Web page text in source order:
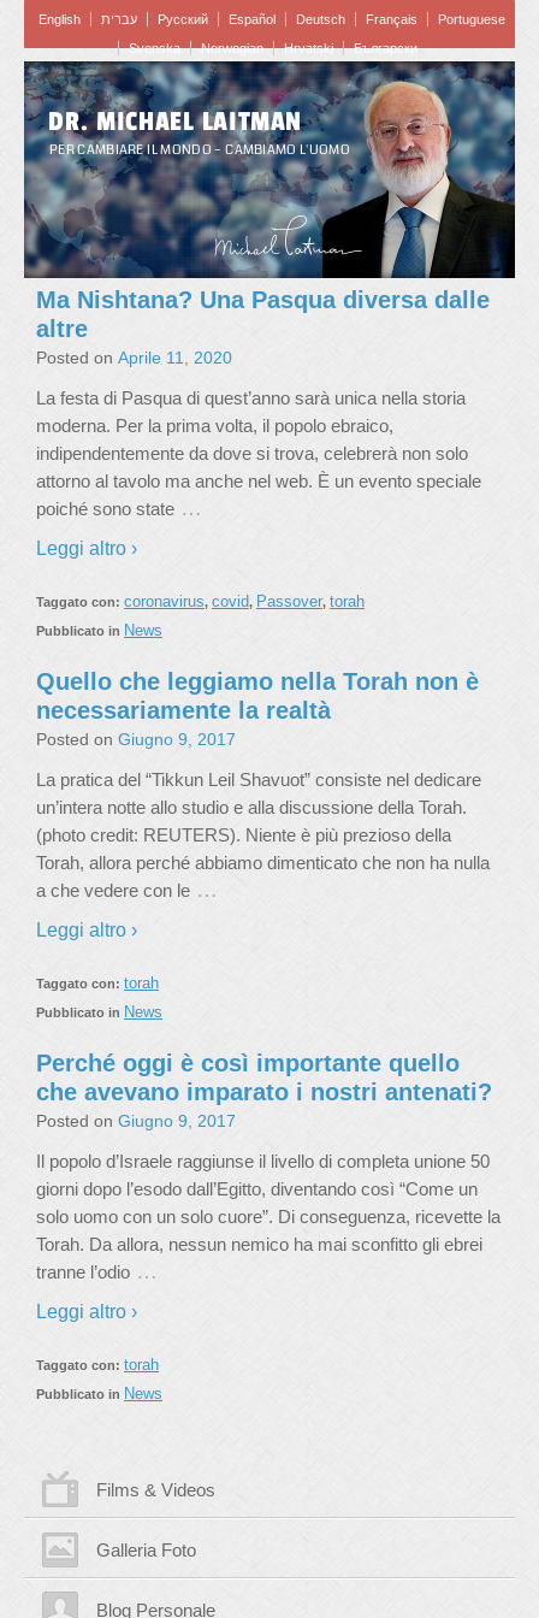
English עברית Pусский Español Deutsch Français
Portuguese
Svenska
Norwegian Hrvatski Български
DR. MICHAEL LAITMAN
PER CAMBIARE IL MONDO – CAMBIAMO L'UOMO
Ma Nishtana? Una Pasqua diversa dalle
altre
Posted on Aprile 11, 2020
La festa di Pasqua di quest’anno sarà unica nella storia
moderna. Per la prima volta, il popolo ebraico,
indipendentemente da dove si trova, celebrerà non solo
attorno al tavolo ma anche nel web. È un evento speciale
poiché sono state …
Leggi altro ›
Taggato con: coronavirus, covid, Passover, torah
Pubblicato in News
Quello che leggiamo nella Torah non è
necessariamente la realtà
Posted on Giugno 9, 2017
La pratica del “Tikkun Leil Shavuot” consiste nel dedicare
un’intera notte allo studio e alla discussione della Torah.
(photo credit: REUTERS). Niente è più prezioso della
Torah, allora perché abbiamo dimenticato che non ha nulla
a che vedere con le …
Leggi altro ›
Taggato con: torah
Pubblicato in News
Perché oggi è così importante quello
che avevano imparato i nostri antenati?
Posted on Giugno 9, 2017
Il popolo d’Israele raggiunse il livello di completa unione 50
giorni dopo l’esodo dall’Egitto, diventando così “Come un
solo uomo con un solo cuore”. Di conseguenza, ricevette la
Torah. Da allora, nessun nemico ha mai sconfitto gli ebrei
tranne l’odio …
Leggi altro ›
Taggato con: torah
Pubblicato in News
Films & Videos
Galleria Foto
Blog Personale